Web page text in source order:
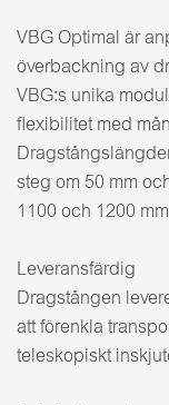
VBG Optimal är
överbackning av
VBG:s unika
flexibilitet med
steg om 50 mm
1100 och 1200
Leveransfärdig
Dragstången
att förenkla
teleskopiskt